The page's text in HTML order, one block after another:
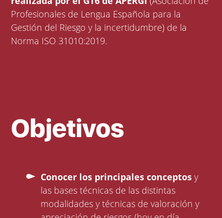
Profesionales de Lengua Española para la
Gestión del Riesgo y la incertidumbre) de la
Norma ISO 31010:2019.
Objetivos
Conocer los principales conceptos y
las bases técnicas de las distintas
modalidades y técnicas de valoración y